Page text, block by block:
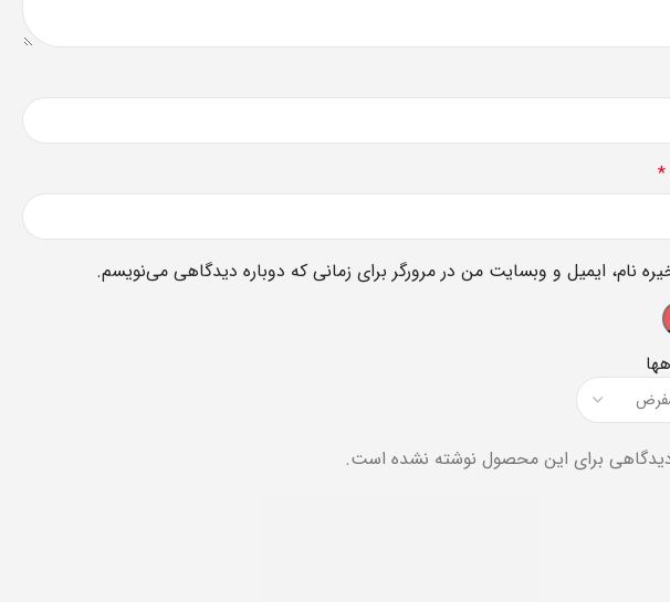
برای این محصول نوشته نشده است.
*
نام، ایمیل و وبسایت من در مرورگر برای زمانی که دوباره دیدگاهی می‌نویسم.